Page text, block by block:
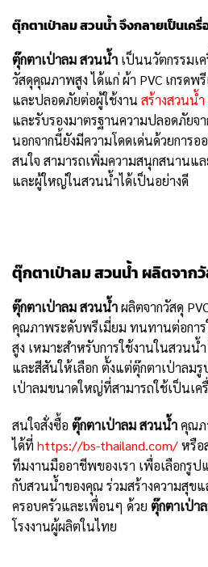
ตุ๊กตาเป่าลม สวนน้ำจึงกลายเป็นเค
ตุ๊กตาเป่าลม สวนน้ำ เป็นนวัตกรรมเ
วัสดุคุณภาพสูง ได้แก่ ผ้า PVC เกรด
และปลอดภัยต่อผู้ใช้งาน สร้างสวนน้ำ
และรับรองมาตรฐานความปลอดภัยจ
นอกจากนี้ยังมีความโดดเด่นด้วยการ
สนใจ สามารถเพิ่มความสนุกสนานแ
และผู้ใหญ่ในสวนน้ำได้เป็นอย่างดี
ตุ๊กตาเป่าลม สวนน้ำผลิตจาก
ตุ๊กตาเป่าลม สวนน้ำผลิตจากวัสดุ
คุณภาพระดับพรีเมี่ยม ทนทานต่อกา
สูง เหมาะสำหรับการใช้งานในสวน
และสีสันให้เลือก ตั้งแต่ตุ๊กตาเป่าลม
เป่าลมขนาดใหญ่ที่สามารถใช้เป็นเค
สนใจสั่งซื้อ ตุ๊กตาเป่าลม สวนน้ำคุณภ
ได้ที่ https://bs-thailand.com/หรือ
ทีมงานมืออาชีพของเรา เพื่อเลือกรู
กับสวนน้ำของคุณ ร่วมสร้างความสุข
ครอบครัวและเพื่อนๆ ด้วย ตุ๊กตาเป่า
โรงงานผู้ผลิตในไทย